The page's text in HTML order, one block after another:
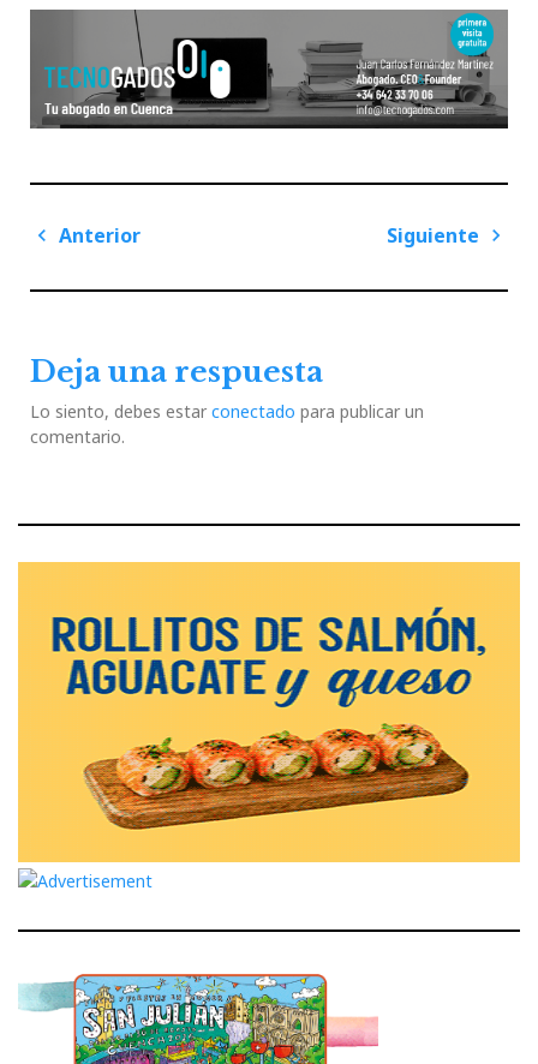
Navegación
entradas
Anterior
Siguiente
Deja una respuesta
Lo siento, debes estar conectado para publicar un
comentario.